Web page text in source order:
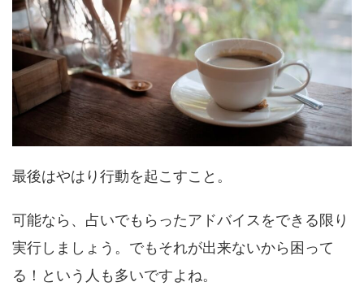
最後はやはり行動を起こすこと。
可能なら、占いでもらったアドバイスをできる限り
実行しましょう。でもそれが出来ないから困って
る！という人も多いですよね。